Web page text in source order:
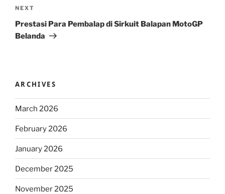
Next
Post
NEXT
Prestasi Para Pembalap di Sirkuit Balapan MotoGP
Belanda
ARCHIVES
March 2026
February 2026
January 2026
December 2025
November 2025